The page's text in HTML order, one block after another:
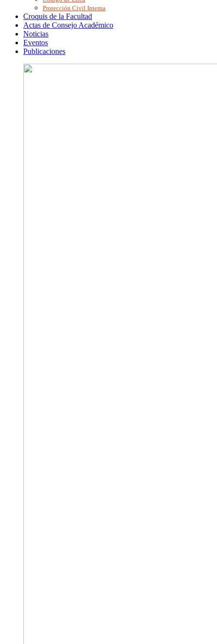
Protección Civil Interna
Croquis de la Facultad
Actas de Consejo Académico
Noticias
Eventos
Publicaciones